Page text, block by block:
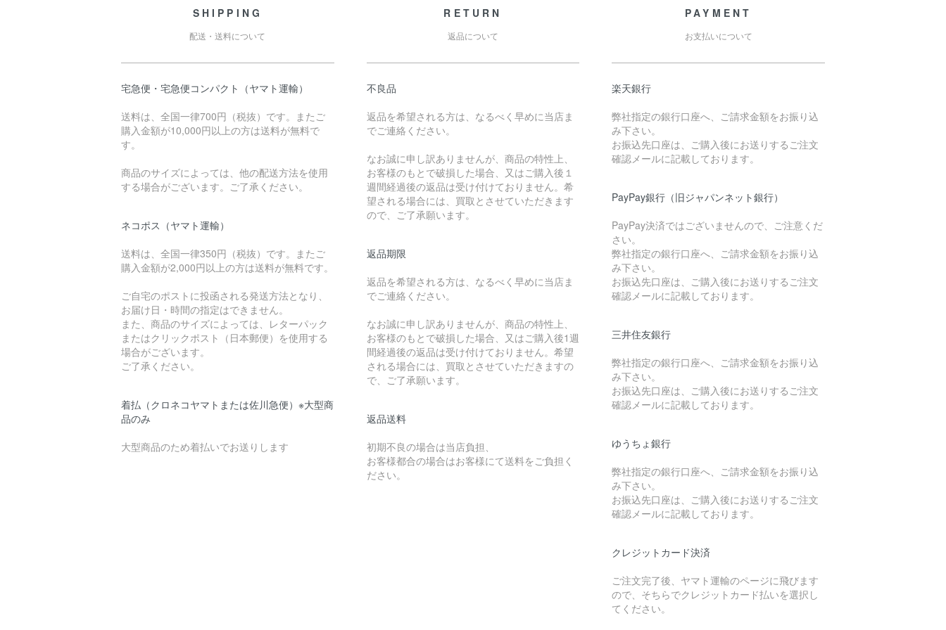
SHIPPING
配送・送料について
宅急便・宅急便コンパクト（ヤマト運輸）
送料は、全国一律700円（税抜）です。またご
購入金額が10,000円以上の方は送料が無料で
す。
商品のサイズによっては、他の配送方法を使用
する場合がございます。ご了承ください。
ネコポス（ヤマト運輸）
送料は、全国一律350円（税抜）です。またご
購入金額が2,000円以上の方は送料が無料です。
ご自宅のポストに投函される発送方法となり、
お届け日・時間の指定はできません。
また、商品のサイズによっては、レターパック
またはクリックポスト（日本郵便）を使用する
場合がございます。
ご了承ください。
着払（クロネコヤマトまたは佐川急便）※大型商
品のみ
大型商品のため着払いでお送りします
RETURN
返品について
不良品
返品を希望される方は、なるべく早めに当店ま
でご連絡ください。
なお誠に申し訳ありませんが、商品の特性上、
お客様のもとで破損した場合、又はご購入後１
週間経過後の返品は受け付けておりません。希
望される場合には、買取とさせていただきます
ので、ご了承願います。
返品期限
返品を希望される方は、なるべく早めに当店ま
でご連絡ください。
なお誠に申し訳ありませんが、商品の特性上、
お客様のもとで破損した場合、又はご購入後1週
間経過後の返品は受け付けておりません。希望
される場合には、買取とさせていただきますの
で、ご了承願います。
返品送料
初期不良の場合は当店負担、
お客様都合の場合はお客様にて送料をご負担く
ださい。
PAYMENT
お支払いについて
楽天銀行
弊社指定の銀行口座へ、ご請求金額をお振り込
み下さい。
お振込先口座は、ご購入後にお送りするご注文
確認メールに記載しております。
PayPay銀行（旧ジャパンネット銀行）
PayPay決済ではございませんので、ご注意くだ
さい。
弊社指定の銀行口座へ、ご請求金額をお振り込
み下さい。
お振込先口座は、ご購入後にお送りするご注文
確認メールに記載しております。
三井住友銀行
弊社指定の銀行口座へ、ご請求金額をお振り込
み下さい。
お振込先口座は、ご購入後にお送りするご注文
確認メールに記載しております。
ゆうちょ銀行
弊社指定の銀行口座へ、ご請求金額をお振り込
み下さい。
お振込先口座は、ご購入後にお送りするご注文
確認メールに記載しております。
クレジットカード決済
ご注文完了後、ヤマト運輸のページに飛びます
ので、そちらでクレジットカード払いを選択し
てください。